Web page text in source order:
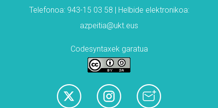
Telefonoa: 943-15 03 58 | Helbide elektronikoa:
azpeitia@ukt.eus
Codesyntaxek garatua